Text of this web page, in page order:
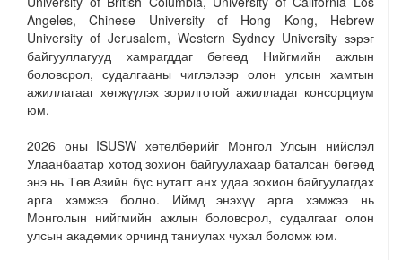
Angeles, Chinese University of Hong Kong, Hebrew
University of Jerusalem, Western Sydney University зэрэг
байгууллагууд хамрагддаг бөгөөд Нийгмийн ажлын
боловсрол, судалгааны чиглэлээр олон улсын хамтын
ажиллагааг хөгжүүлэх зорилготой ажилладаг консорциум
юм.
2026 оны ISUSW хөтөлбөрийг Монгол Улсын нийслэл
Улаанбаатар хотод зохион байгуулахаар баталсан бөгөөд
энэ нь Төв Азийн бүс нутагт анх удаа зохион байгуулагдах
арга хэмжээ болно. Иймд энэхүү арга хэмжээ нь
Монголын нийгмийн ажлын боловсрол, судалгааг олон
улсын академик орчинд таниулах чухал боломж юм.